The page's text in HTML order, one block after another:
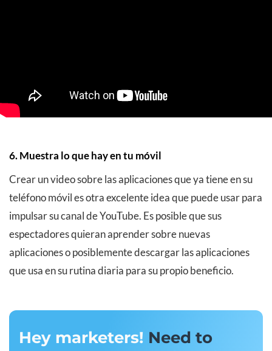
6. Muestra lo que hay en tu móvil
Crear un video sobre las aplicaciones que ya tiene en su
teléfono móvil es otra excelente idea que puede usar para
impulsar su canal de YouTube. Es posible que sus
espectadores quieran aprender sobre nuevas
aplicaciones o posiblemente descargar las aplicaciones
que usa en su rutina diaria para su propio beneficio.
Hey marketers! Need to